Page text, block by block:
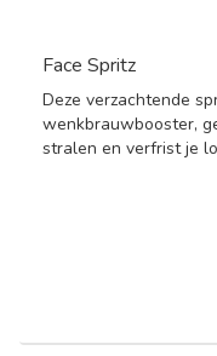
Face Spritz
Deze verzachtende
wenkbrauwbooster,
stralen en verfrist je